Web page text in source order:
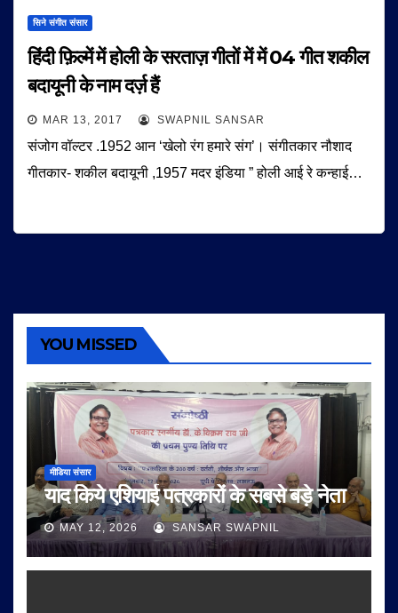
सिने संगीत संसार
हिंदी फ़िल्में में होली के सरताज़ गीतों में में 04 गीत शकील
बदायूनी के नाम दर्ज़ हैं
MAR 13, 2017 SWAPNIL SANSAR
संजोग वॉल्टर .1952 आन ‘खेलो रंग हमारे संग’। संगीतकार नौशाद
गीतकार- शकील बदायूनी ,1957 मदर इंडिया ” होली आई रे कन्हाई…
YOU MISSED
मीडिया संसार
याद किये एशियाई पत्रकारों के सबसे बड़े नेता
MAY 12, 2026 SANSAR SWAPNIL